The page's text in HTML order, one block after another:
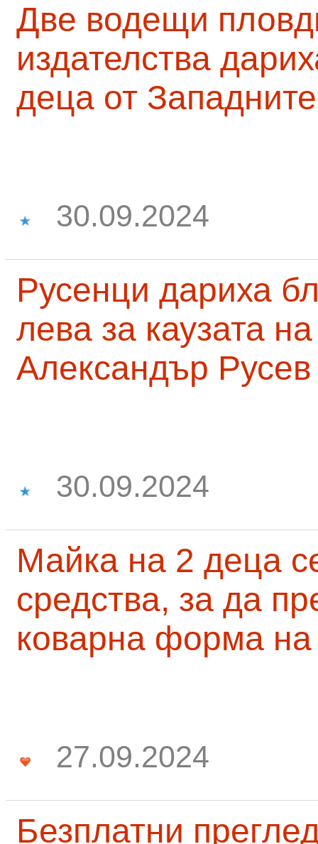
Две водещи
издателства
деца от
30.09.2024
Русенци дариха
лева за каузата
Александър Русев
30.09.2024
Майка на 2 деца
средства, за да
коварна форма на
27.09.2024
Безплатни